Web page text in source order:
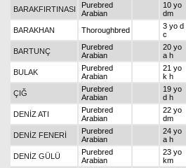
BARAKFIRTINASI
Purebred
Arabian
10 yo
dm
BARAKHAN
Thoroughbred
3 yo d
c
BARTUNÇ
Purebred
Arabian
20 yo
a h
BULAK
Purebred
Arabian
21 yo
k h
ÇIĞ
Purebred
Arabian
19 yo
d h
DENİZ ATI
Purebred
Arabian
22 yo
dm
DENİZ FENERİ
Purebred
Arabian
24 yo
a h
DENİZ GÜLÜ
Purebred
Arabian
23 yo
km